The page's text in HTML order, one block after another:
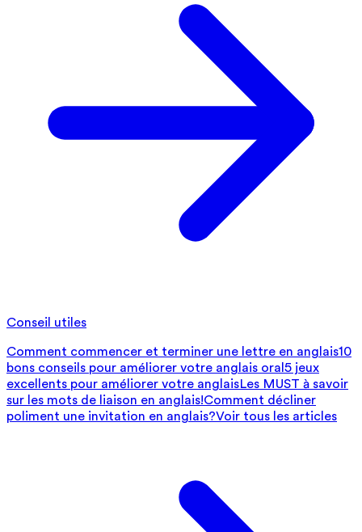
Conseil utiles
Comment commencer et terminer une lettre en anglais10
bons conseils pour améliorer votre anglais oral 5 jeux
excellents pour améliorer votre anglaisLes MUST à savoir
sur les mots de liaison en anglais!Comment décliner
poliment une invitation en anglais?Voir tous les articles